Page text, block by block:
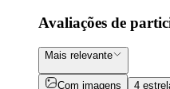
Avaliações de
Mais relevante
Com imagens 4